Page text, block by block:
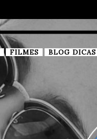
FILMES BLOG DICAS